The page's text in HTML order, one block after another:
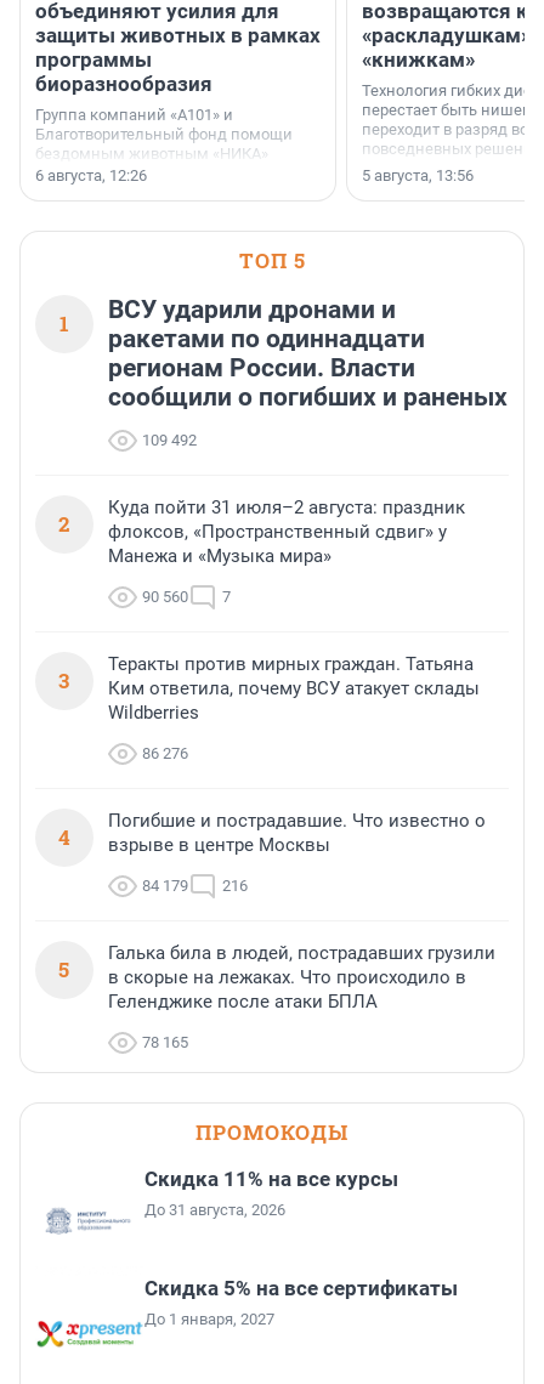
объединяют усилия для
защиты животных в рамках
программы
биоразнообразия
Группа компаний «А101» и
Благотворительный фонд помощи
бездомным животным «НИКА»
заключили соглашение о
6 августа, 12:26
возвращаются к
«раскладушкам»
«книжкам»
Технология гибких
перестает быть
переходит в разряд
повседневных
5 августа, 13:56
ТОП 5
1
ВСУ ударили дронами и
ракетами по одиннадцати
регионам России. Власти
сообщили о погибших и раненых
109 492
2
Куда пойти 31 июля–2 августа: праздник
флоксов, «Пространственный сдвиг» у
Манежа и «Музыка мира»
90 560 7
3
Теракты против мирных граждан. Татьяна
Ким ответила, почему ВСУ атакует склады
Wildberries
86 276
4
Погибшие и пострадавшие. Что известно о
взрыве в центре Москвы
84 179 216
5
Галька била в людей, пострадавших грузили
в скорые на лежаках. Что происходило в
Геленджике после атаки БПЛА
78 165
ПРОМОКОДЫ
Скидка 11% на все курсы
До 31 августа, 2026
Скидка 5% на все сертификаты
До 1 января, 2027